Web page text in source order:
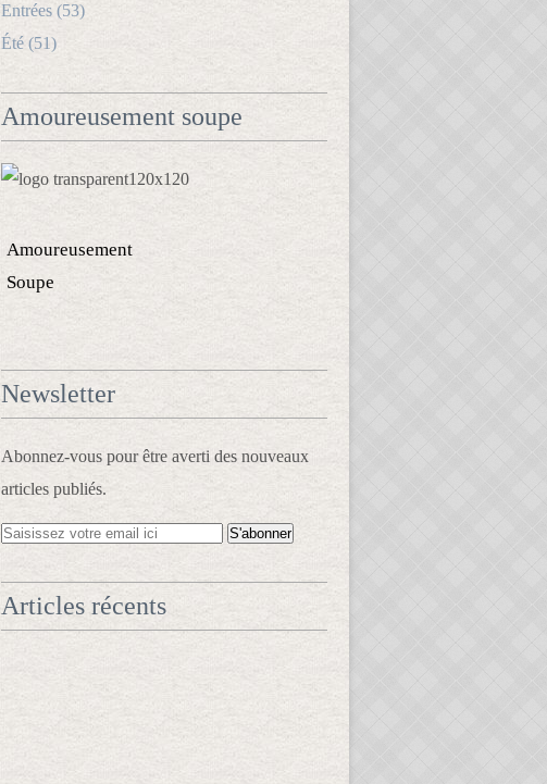
Entrées (53)
Été (51)
Amoureusement soupe
Amoureusement
Soupe
Newsletter
Abonnez-vous pour être averti des nouveaux
articles publiés.
Articles récents